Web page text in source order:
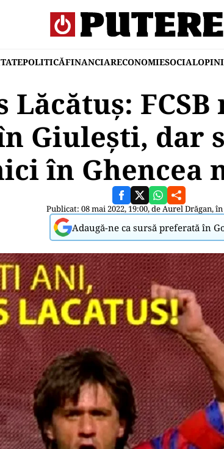
POLITICĂFINANCIARECONOMIESOCIAL
Lăcătuș:
Giulești, dar
în Ghencea
Publicat: 08 mai 2022, 19:00, deAurel Drăgan, în
Adaugă-ne ca sursă preferată în